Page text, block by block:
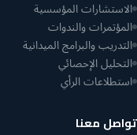
الاستشارات المؤسسية
المؤتمرات والندوات
التدريب والبرامج الميدانية
التحليل الإحصائي
استطلاعات الرأي
تواصل معنا